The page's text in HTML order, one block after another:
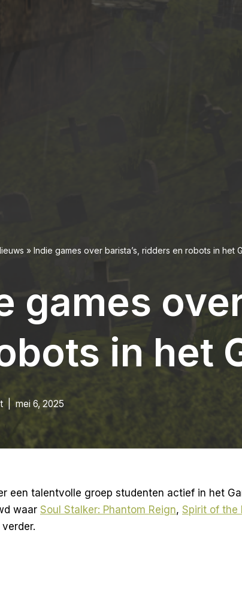
» Indie games over barista’s, ridders en robots in het
games
in het
mei 6, 2025
een talentvolle groep studenten actief in het
waar Soul Stalker: Phantom Reign, Spirit of the